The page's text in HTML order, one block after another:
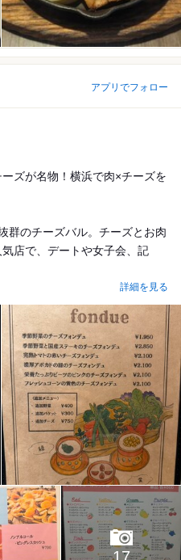
アプリでフォロー
ズが名物！横浜で肉×チーズを
群のチーズバル。チーズとお肉
店で、デートや女子会、記
詳細を見る